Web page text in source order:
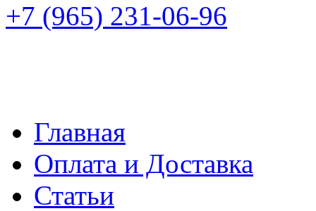
+7 (965) 231-06-96
Главная
Оплата и Доставка
Статьи